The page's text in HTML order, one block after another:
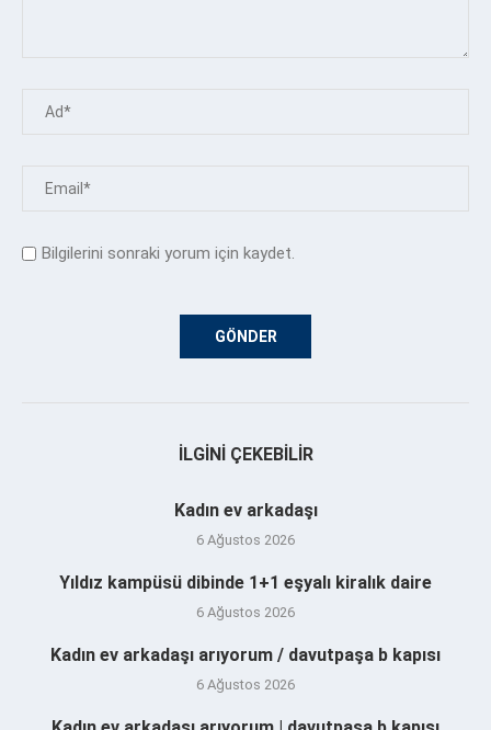
Bilgilerini sonraki yorum için kaydet.
İLGINI ÇEKEBILIR
Kadın ev arkadaşı
6 Ağustos 2026
Yıldız kampüsü dibinde 1+1 eşyalı kiralık daire
6 Ağustos 2026
Kadın ev arkadaşı arıyorum / davutpaşa b kapısı
6 Ağustos 2026